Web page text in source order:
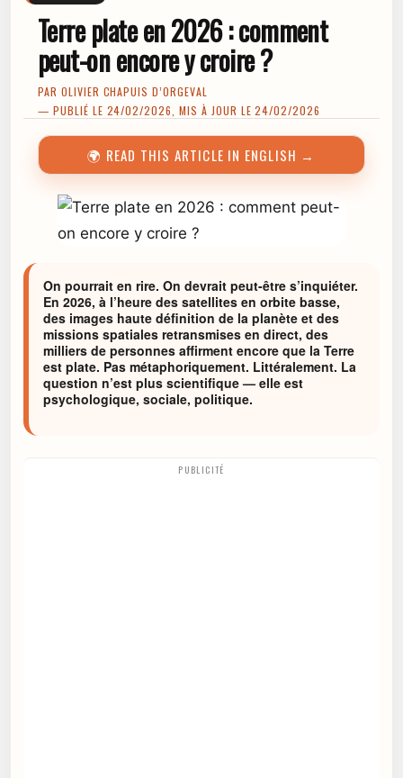
Terre plate en 2026 : comment
peut-on encore y croire ?
PAR OLIVIER CHAPUIS D’ORGEVAL
— PUBLIÉ LE 24/02/2026, MIS À JOUR LE 24/02/2026
🌍 READ THIS ARTICLE IN ENGLISH →
On pourrait en rire. On devrait peut-être s’inquiéter.
En 2026, à l’heure des satellites en orbite basse,
des images haute définition de la planète et des
missions spatiales retransmises en direct, des
milliers de personnes affirment encore que la Terre
est plate. Pas métaphoriquement. Littéralement. La
question n’est plus scientifique — elle est
psychologique, sociale, politique.
PUBLICITÉ